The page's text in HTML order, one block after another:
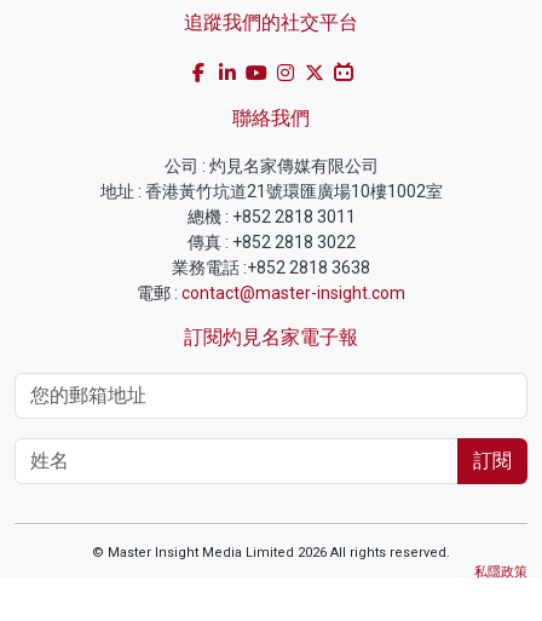
追蹤我們的社交平台
聯絡我們
公司 : 灼見名家傳媒有限公司
地址 : 香港黃竹坑道21號環匯廣場10樓1002室
總機 : +852 2818 3011
傳真 : +852 2818 3022
業務電話 :+852 2818 3638
電郵 : contact@master-insight.com
訂閱灼見名家電子報
訂閱
© Master Insight Media Limited 2026 All rights reserved.
私隱政策